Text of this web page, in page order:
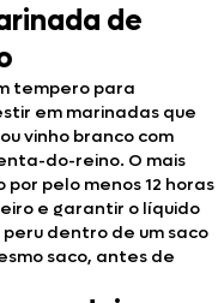
de
tempero para
em marinadas que
vinho branco com
do-reino. O mais
pelo menos 12 horas
e garantir o líquido
dentro de um saco
saco, antes de